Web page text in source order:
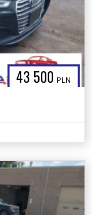
43 500 PLN